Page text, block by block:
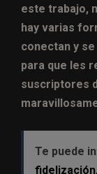
este trabajo,
hay varias
conectan y
para que les
suscriptores
Te puede